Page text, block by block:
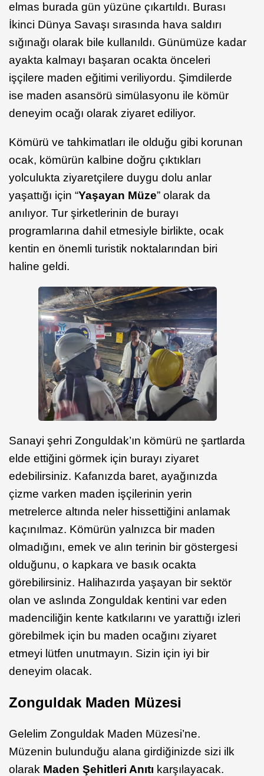
elmas burada gün yüzüne çıkartıldı. Burası
İkinci Dünya Savaşı sırasında hava saldırı
sığınağı olarak bile kullanıldı. Günümüze kadar
ayakta kalmayı başaran ocakta önceleri
işçilere maden eğitimi veriliyordu. Şimdilerde
ise maden asansörü simülasyonu ile kömür
deneyim ocağı olarak ziyaret ediliyor.
Kömürü ve tahkimatları ile olduğu gibi korunan
ocak, kömürün kalbine doğru çıktıkları
yolculukta ziyaretçilere duygu dolu anlar
yaşattığı için “Yaşayan Müze” olarak da
anılıyor. Tur şirketlerinin de burayı
programlarına dahil etmesiyle birlikte, ocak
kentin en önemli turistik noktalarından biri
haline geldi.
Sanayi şehri Zonguldak’ın kömürü ne şartlarda
elde ettiğini görmek için burayı ziyaret
edebilirsiniz. Kafanızda baret, ayağınızda
çizme varken maden işçilerinin yerin
metrelerce altında neler hissettiğini anlamak
kaçınılmaz. Kömürün yalnızca bir maden
olmadığını, emek ve alın terinin bir göstergesi
olduğunu, o kapkara ve basık ocakta
görebilirsiniz. Halihazırda yaşayan bir sektör
olan ve aslında Zonguldak kentini var eden
madenciliğin kente katkılarını ve yarattığı izleri
görebilmek için bu maden ocağını ziyaret
etmeyi lütfen unutmayın. Sizin için iyi bir
deneyim olacak.
Zonguldak Maden Müzesi
Gelelim Zonguldak Maden Müzesi’ne.
Müzenin bulunduğu alana girdiğinizde sizi ilk
olarak Maden Şehitleri Anıtı karşılayacak.